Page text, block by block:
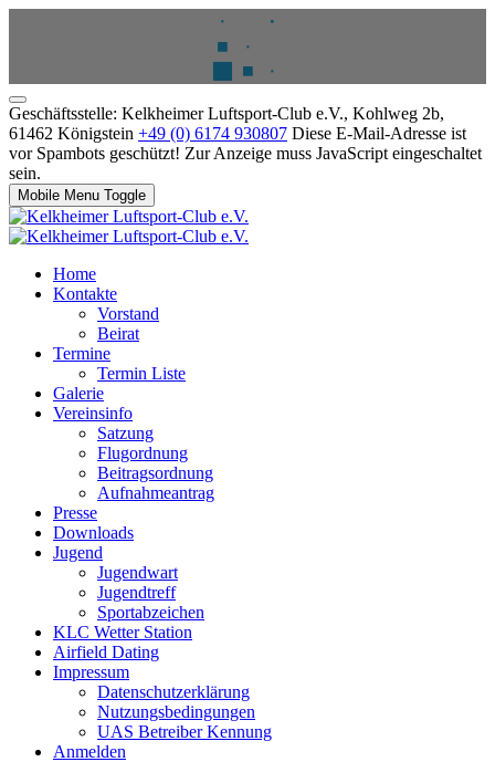
Geschäftsstelle: Kelkheimer Luftsport-Club e.V., Kohlweg 2b,
61462 Königstein +49 (0) 6174 930807 Diese E-Mail-Adresse ist
vor Spambots geschützt! Zur Anzeige muss JavaScript eingeschaltet
sein.
Mobile Menu Toggle
Home
Kontakte
Vorstand
Beirat
Termine
Termin Liste
Galerie
Vereinsinfo
Satzung
Flugordnung
Beitragsordnung
Aufnahmeantrag
Presse
Downloads
Jugend
Jugendwart
Jugendtreff
Sportabzeichen
KLC Wetter Station
Airfield Dating
Impressum
Datenschutzerklärung
Nutzungsbedingungen
UAS Betreiber Kennung
Anmelden